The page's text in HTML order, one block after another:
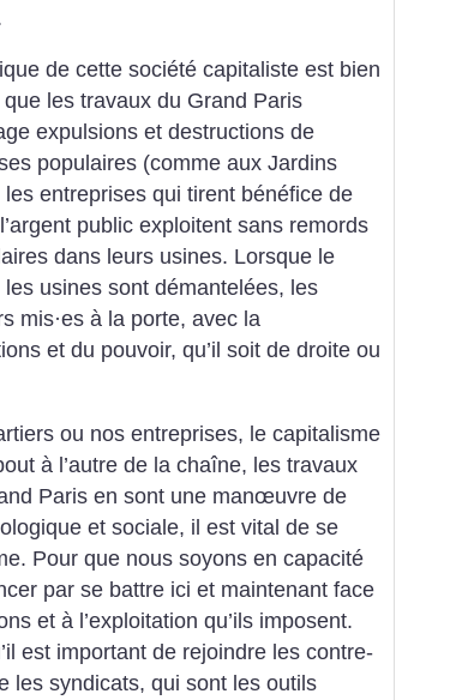
de cette société capitaliste est bien
les travaux du Grand Paris
expulsions et destructions de
populaires (comme aux Jardins
les entreprises qui tirent bénéfice de
public exploitent sans remords
dans leurs usines. Lorsque le
usines sont démantelées, les
mis·es à la porte, avec la
et du pouvoir, qu’il soit de droite ou
ou nos entreprises, le capitalisme
à l’autre de la chaîne, les travaux
Paris en sont une manœuvre de
et sociale, il est vital de se
Pour que nous soyons en capacité
par se battre ici et maintenant face
et à l’exploitation qu’ils imposent.
est important de rejoindre les contre-
les syndicats, qui sont les outils